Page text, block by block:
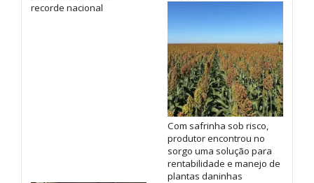
recorde nacional
Com safrinha sob risco,
produtor encontrou no
sorgo uma solução para
rentabilidade e manejo de
plantas daninhas